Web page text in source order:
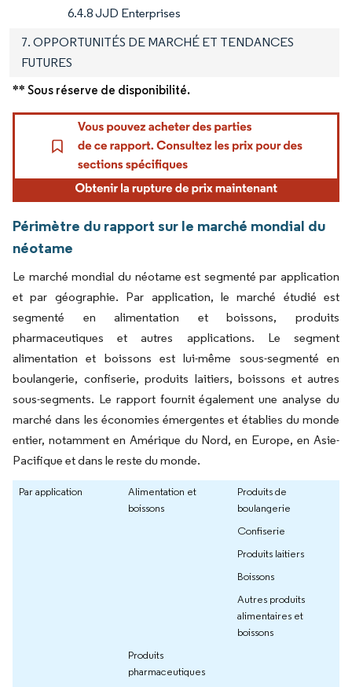
6.4.8 JJD Enterprises
7. OPPORTUNITÉS DE MARCHÉ ET TENDANCES
FUTURES
** Sous réserve de disponibilité.
Périmètre du rapport sur le marché mondial du
néotame
Le marché mondial du néotame est segmenté par application
et par géographie. Par application, le marché étudié est
segmenté en alimentation et boissons, produits
pharmaceutiques et autres applications. Le segment
alimentation et boissons est lui-même sous-segmenté en
boulangerie, confiserie, produits laitiers, boissons et autres
sous-segments. Le rapport fournit également une analyse du
marché dans les économies émergentes et établies du monde
entier, notamment en Amérique du Nord, en Europe, en Asie-
Pacifique et dans le reste du monde.
Par application
Alimentation et
boissons
Produits de
boulangerie
Confiserie
Produits laitiers
Boissons
Autres produits
alimentaires et
boissons
Produits
pharmaceutiques